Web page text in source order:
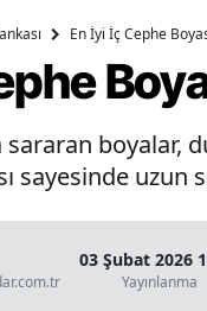
En İyi İç Cephe
boyalar,
sayesinde uzun
03 Şubat 2026
Yayınlanma